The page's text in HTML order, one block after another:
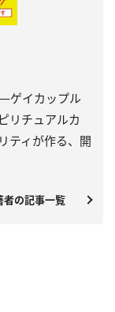
ゲイカップル
リチュアルカ
ティが作る、開
者の記事一覧